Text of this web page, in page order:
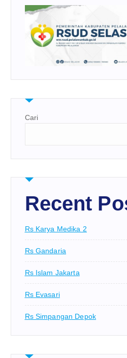
Cari
Recent
Rs Karya Medika 2
Rs Gandaria
Rs Islam Jakarta
Rs Evasari
Rs Simpangan Depok